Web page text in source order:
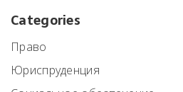
Categories
Право
Юриспруденция